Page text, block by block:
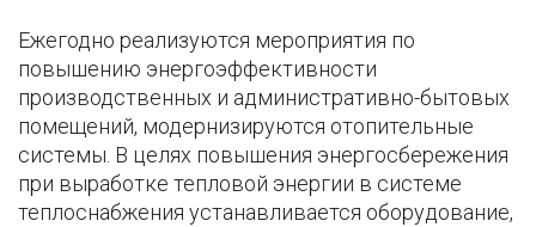
Ежегодно реализуются мероприятия по
повышению энергоэффективности
производственных и административно-бытовых
помещений, модернизируются отопительные
системы. В целях повышения энергосбережения
при выработке тепловой энергии в системе
теплоснабжения устанавливается оборудование,